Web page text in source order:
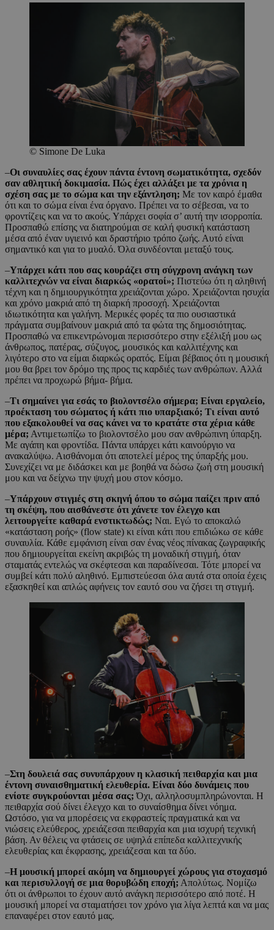
© Simone De Luka
–Οι συναυλίες σας έχουν πάντα έντονη σωματικότητα, σχεδόν
σαν αθλητική δοκιμασία. Πώς έχει αλλάξει με τα χρόνια η
σχέση σας με το σώμα και την εξάντληση; Με τον καιρό έμαθα
ότι και το σώμα είναι ένα όργανο. Πρέπει να το σέβεσαι, να το
φροντίζεις και να το ακούς. Υπάρχει σοφία σ’ αυτή την ισορροπία.
Προσπαθώ επίσης να διατηρούμαι σε καλή φυσική κατάσταση
μέσα από έναν υγιεινό και δραστήριο τρόπο ζωής. Αυτό είναι
σημαντικό και για το μυαλό. Όλα συνδέονται μεταξύ τους.
–Υπάρχει κάτι που σας κουράζει στη σύγχρονη ανάγκη των
καλλιτεχνών να είναι διαρκώς «ορατοί»; Πιστεύω ότι η αληθινή
τέχνη και η δημιουργικότητα χρειάζονται χώρο. Χρειάζονται ησυχία
και χρόνο μακριά από τη διαρκή προσοχή. Χρειάζονται
ιδιωτικότητα και γαλήνη. Μερικές φορές τα πιο ουσιαστικά
πράγματα συμβαίνουν μακριά από τα φώτα της δημοσιότητας.
Προσπαθώ να επικεντρώνομαι περισσότερο στην εξέλιξή μου ως
άνθρωπος, πατέρας, σύζυγος, μουσικός και καλλιτέχνης και
λιγότερο στο να είμαι διαρκώς ορατός. Είμαι βέβαιος ότι η μουσική
μου θα βρει τον δρόμο της προς τις καρδιές των ανθρώπων. Αλλά
πρέπει να προχωρώ βήμα- βήμα.
–Τι σημαίνει για εσάς το βιολοντσέλο σήμερα; Είναι εργαλείο,
προέκταση του σώματος ή κάτι πιο υπαρξιακό; Τι είναι αυτό
που εξακολουθεί να σας κάνει να το κρατάτε στα χέρια κάθε
μέρα; Αντιμετωπίζω το βιολοντσέλο μου σαν ανθρώπινη ύπαρξη.
Με αγάπη και φροντίδα. Πάντα υπάρχει κάτι καινούργιο να
ανακαλύψω. Αισθάνομαι ότι αποτελεί μέρος της ύπαρξής μου.
Συνεχίζει να με διδάσκει και με βοηθά να δώσω ζωή στη μουσική
μου και να δείχνω την ψυχή μου στον κόσμο.
–Υπάρχουν στιγμές στη σκηνή όπου το σώμα παίζει πριν από
τη σκέψη, που αισθάνεστε ότι χάνετε τον έλεγχο και
λειτουργείτε καθαρά ενστικτωδώς; Ναι. Εγώ το αποκαλώ
«κατάσταση ροής» (flow state) κι είναι κάτι που επιδιώκω σε κάθε
συναυλία. Κάθε εμφάνιση είναι σαν ένας νέος πίνακας ζωγραφικής
που δημιουργείται εκείνη ακριβώς τη μοναδική στιγμή, όταν
σταματάς εντελώς να σκέφτεσαι και παραδίνεσαι. Τότε μπορεί να
συμβεί κάτι πολύ αληθινό. Εμπιστεύεσαι όλα αυτά στα οποία έχεις
εξασκηθεί και απλώς αφήνεις τον εαυτό σου να ζήσει τη στιγμή.
–Στη δουλειά σας συνυπάρχουν η κλασική πειθαρχία και μια
έντονη συναισθηματική ελευθερία. Είναι δύο δυνάμεις που
ενίοτε συγκρούονται μέσα σας; Όχι, αλληλοσυμπληρώνονται. Η
πειθαρχία σού δίνει έλεγχο και το συναίσθημα δίνει νόημα.
Ωστόσο, για να μπορέσεις να εκφραστείς πραγματικά και να
νιώσεις ελεύθερος, χρειάζεσαι πειθαρχία και μια ισχυρή τεχνική
βάση. Αν θέλεις να φτάσεις σε υψηλά επίπεδα καλλιτεχνικής
ελευθερίας και έκφρασης, χρειάζεσαι και τα δύο.
–Η μουσική μπορεί ακόμη να δημιουργεί χώρους για στοχασμό
και περισυλλογή σε μια θορυβώδη εποχή; Απολύτως. Νομίζω
ότι οι άνθρωποι το έχουν αυτό ανάγκη περισσότερο από ποτέ. Η
μουσική μπορεί να σταματήσει τον χρόνο για λίγα λεπτά και να μας
επαναφέρει στον εαυτό μας.